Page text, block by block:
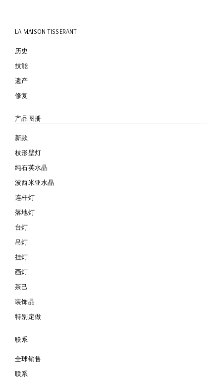
LA MAISON TISSERANT
历史
技能
遗产
修复
产品图册
新款
枝形壁灯
纯石英水晶
波西米亚水晶
连杆灯
落地灯
台灯
吊灯
挂灯
画灯
茶己
装饰品
特别定做
联系
全球销售
联系